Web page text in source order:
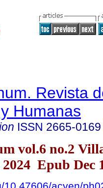
Revista
Humanas
ISSN 2665-0169
vol.6 no.2
Epub Dec